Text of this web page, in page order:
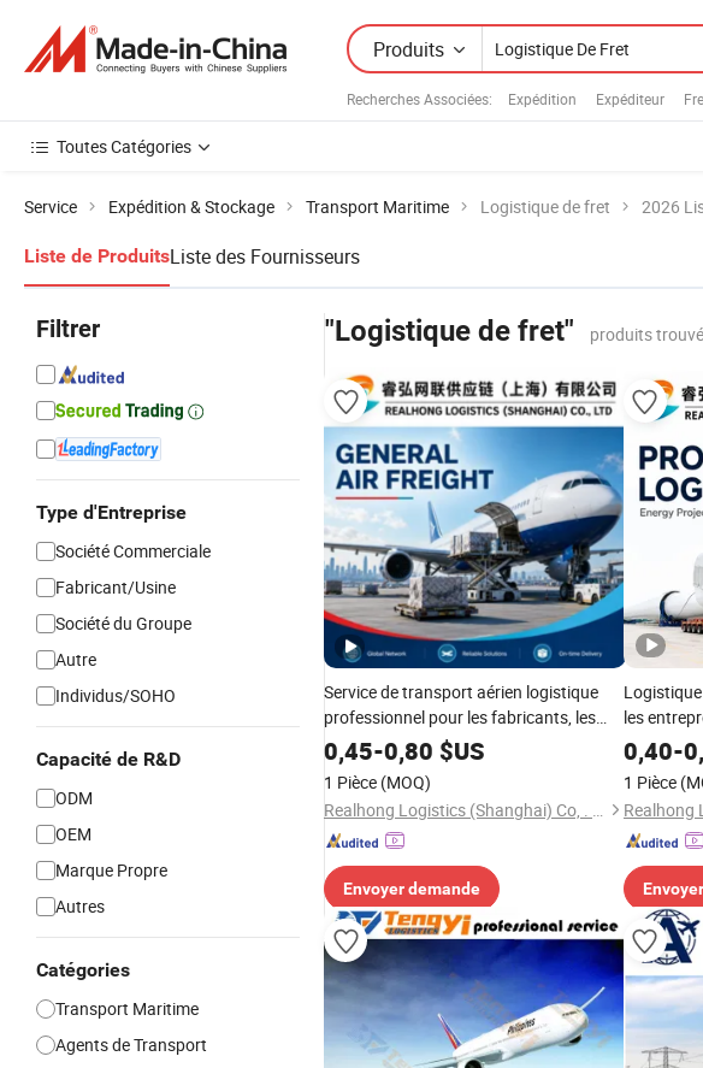
Produits
Recherches Associées: Expédition Expéditeur
Toutes Catégories
Service Expédition & Stockage Transport Maritime Logistique de fret 2026
Liste de ProduitsListe des Fournisseurs
Filtrer
Type d'Entreprise
Société Commerciale
Fabricant/Usine
Société du Groupe
Autre
Individus/SOHO
Capacité de R&D
ODM
OEM
Marque Propre
Autres
Catégories
Transport Maritime
Agents de Transport
"Logistique de fret" produits
Service de transport aérien logistique
professionnel pour les fabricants, les
entreprises de commerce et les
importateurs
0,45-0,80 $US
1 Pièce (MOQ)
Realhong Logistics (Shanghai) Co, . Ltd
Envoyer demande
les
0,40-
1 Pièce